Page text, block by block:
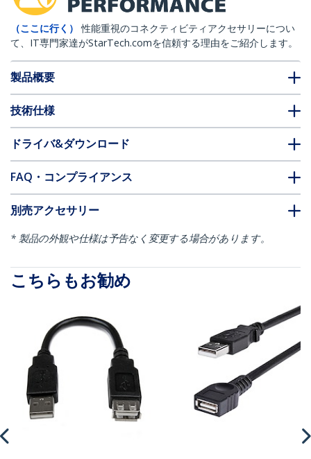
（ここに行く）
性能重視のコネクティビティアクセサリーについ
て、IT専門家達がStarTech.comを信頼する理由をご紹介します。
製品概要
技術仕様
ドライバ&ダウンロード
FAQ・コンプライアンス
別売アクセサリー
* 製品の外観や仕様は予告なく変更する場合があります。
こちらもお勧め